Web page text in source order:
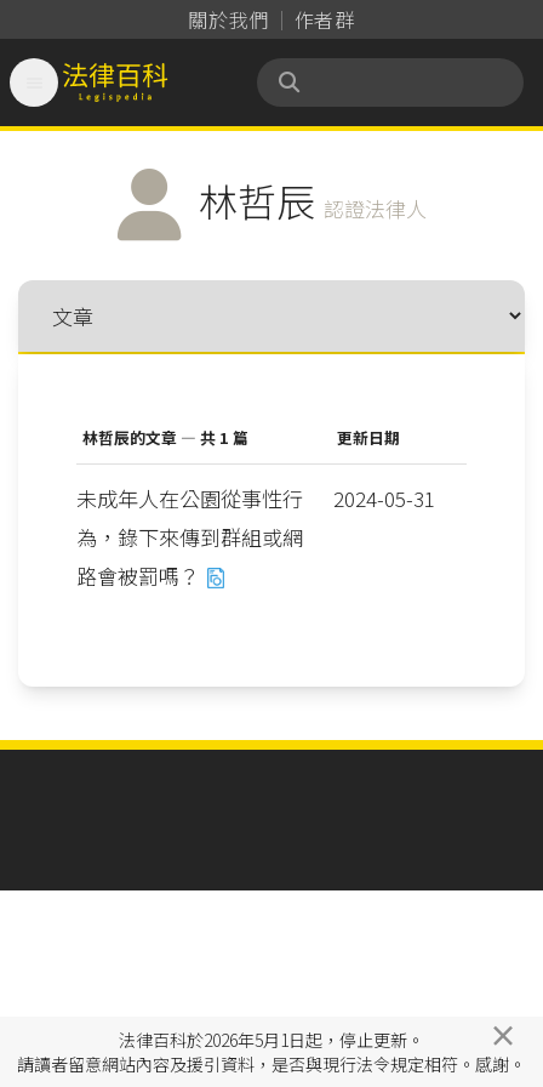
關於我們 作者群
法律百科 Legispedia
林哲辰 認證法律人
林哲辰的文章 — 共 1 篇 更新日期
未成年人在公園從事性行
為，錄下來傳到群組或網
路會被罰嗎？
2024-05-31
法律百科於2026年5月1日起，停止更新。
請讀者留意網站內容及援引資料，是否與現行法令規定相符。感謝。
×